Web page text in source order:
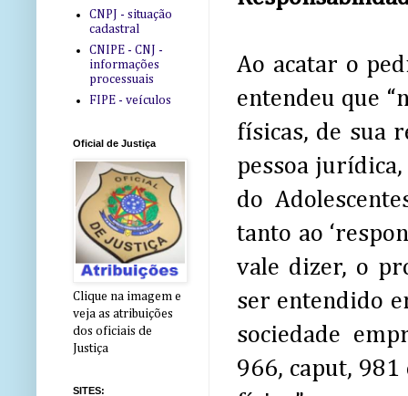
Ao acatar o
entendeu que
físicas, de sua
pessoa
do
tanto ao
vale dizer, o
ser entendido
sociedade
966, caput, 981
CNPJ - situação
cadastral
CNIPE - CNJ -
informações
processuais
FIPE - veículos
Oficial de Justiça
Clique na imagem e
veja as atribuições
dos oficiais de
Justiça
SITES: